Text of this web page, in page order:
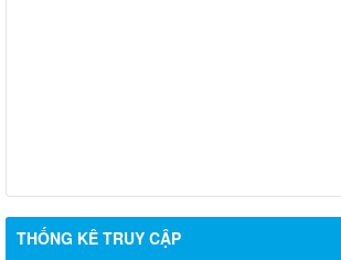
THỐNG KÊ TRUY CẬP